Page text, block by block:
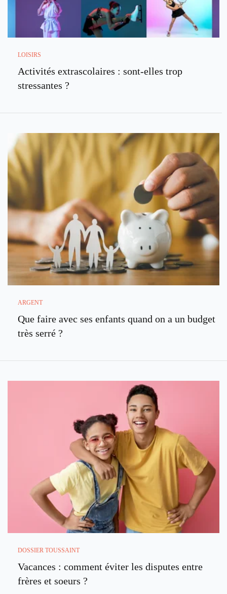
LOISIRS
Activités extrascolaires : sont-elles trop
stressantes ?
ARGENT
Que faire avec ses enfants quand on a un budget
très serré ?
DOSSIER TOUSSAINT
Vacances : comment éviter les disputes entre
frères et soeurs ?